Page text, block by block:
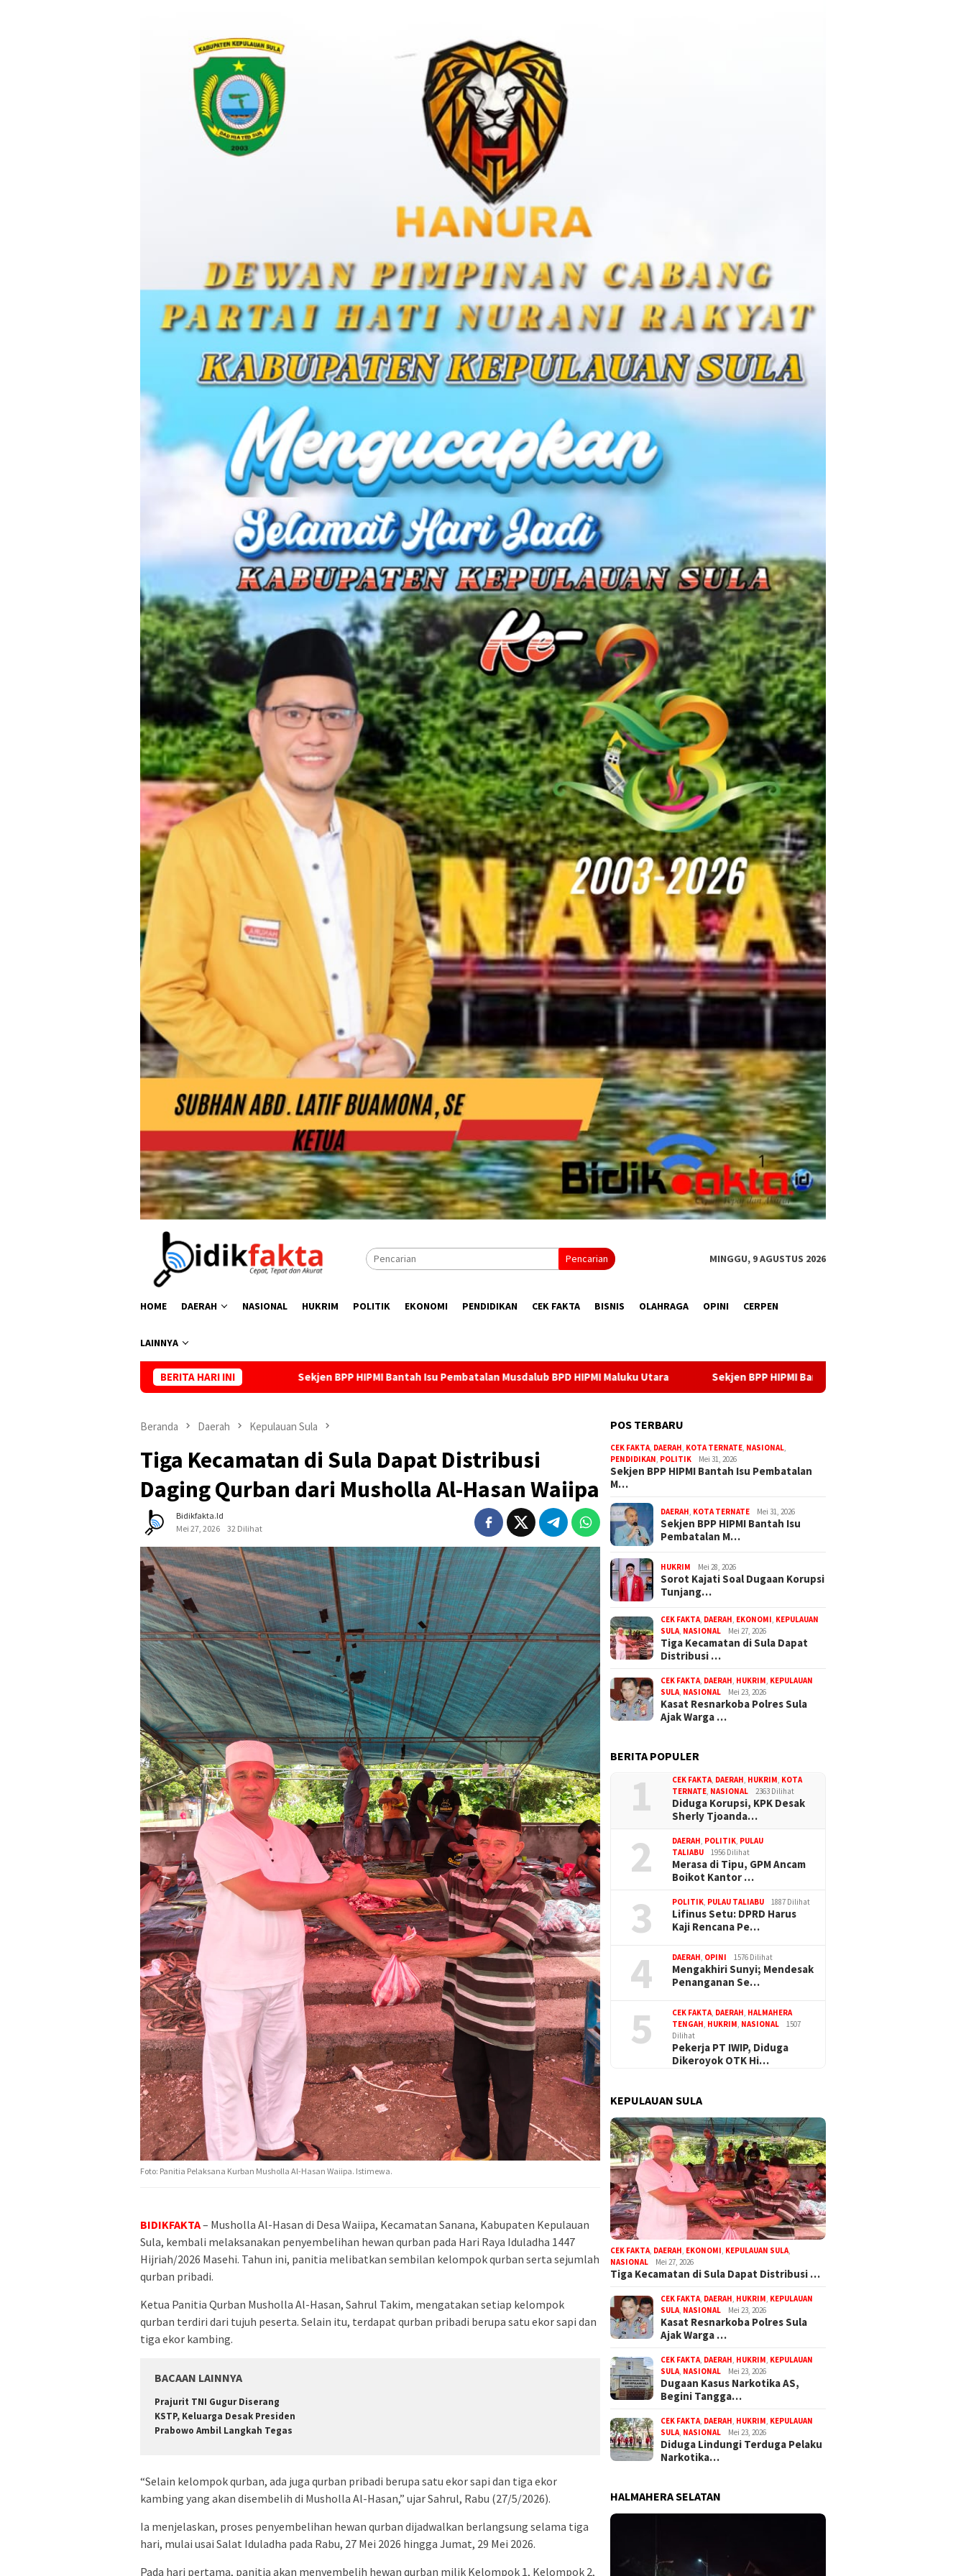
Pencarian MINGGU, 9 AGUSTUS 2026
HOME DAERAH NASIONAL HUKRIM POLITIK EKONOMI PENDIDIKAN CEK FAKTA BISNIS OLAHRAGA OPINI CERPEN
LAINNYA
BERITA HARI INI
Sekjen BPP HIPMI Bantah Isu Pembatalan Musdalub BPD HIPMI Maluku Utara Sekjen BPP HIPMI Bantah Isu Pembatalan Musdalub BPD HIPMI Maluku Utara
Beranda Daerah Kepulauan Sula
Tiga Kecamatan di Sula Dapat Distribusi
Daging Qurban dari Musholla Al-Hasan Waiipa
Bidikfakta.id
Mei 27, 2026
32 Dilihat
Foto: Panitia Pelaksana Kurban Musholla Al-Hasan Waiipa. Istimewa.
BIDIKFAKTA– Musholla Al-Hasan di Desa Waiipa, Kecamatan Sanana, Kabupaten Kepulauan
Sula, kembali melaksanakan penyembelihan hewan qurban pada Hari Raya Iduladha 1447
Hijriah/2026 Masehi. Tahun ini, panitia melibatkan sembilan kelompok qurban serta sejumlah
qurban pribadi.
Ketua Panitia Qurban Musholla Al-Hasan, Sahrul Takim, mengatakan setiap kelompok
qurban terdiri dari tujuh peserta. Selain itu, terdapat qurban pribadi berupa satu ekor sapi dan
tiga ekor kambing.
BACAAN LAINNYA
Prajurit TNI Gugur Diserang
KSTP, Keluarga Desak Presiden
Prabowo Ambil Langkah Tegas
“Selain kelompok qurban, ada juga qurban pribadi berupa satu ekor sapi dan tiga ekor
kambing yang akan disembelih di Musholla Al-Hasan,” ujar Sahrul, Rabu (27/5/2026).
Ia menjelaskan, proses penyembelihan hewan qurban dijadwalkan berlangsung selama tiga
hari, mulai usai Salat Iduladha pada Rabu, 27 Mei 2026 hingga Jumat, 29 Mei 2026.
Pada hari pertama, panitia akan menyembelih hewan qurban milik Kelompok 1, Kelompok 2,
POS TERBARU
CEK FAKTA, DAERAH, KOTA TERNATE, NASIONAL,
PENDIDIKAN, POLITIK Mei 31, 2026
Sekjen BPP HIPMI Bantah Isu Pembatalan
M…
DAERAH, KOTA TERNATE Mei 31, 2026
Sekjen BPP HIPMI Bantah Isu
Pembatalan M…
HUKRIM Mei 28, 2026
Sorot Kajati Soal Dugaan Korupsi
Tunjang…
CEK FAKTA, DAERAH, EKONOMI, KEPULAUAN
SULA, NASIONAL Mei 27, 2026
Tiga Kecamatan di Sula Dapat
Distribusi …
CEK FAKTA, DAERAH, HUKRIM, KEPULAUAN
SULA, NASIONAL Mei 23, 2026
Kasat Resnarkoba Polres Sula
Ajak Warga …
BERITA POPULER
1 CEK FAKTA, DAERAH, HUKRIM, KOTA
TERNATE, NASIONAL 2363 Dilihat
Diduga Korupsi, KPK Desak
Sherly Tjoanda…
2 DAERAH, POLITIK, PULAU
TALIABU
1956 Dilihat
Merasa di Tipu, GPM Ancam
Boikot Kantor …
3 POLITIK, PULAU TALIABU 1887 Dilihat
Lifinus Setu: DPRD Harus
Kaji Rencana Pe…
4 DAERAH, OPINI 1576 Dilihat
Mengakhiri Sunyi; Mendesak
Penanganan Se…
5 CEK FAKTA, DAERAH, HALMAHERA
TENGAH, HUKRIM, NASIONAL
1507
Dilihat
Pekerja PT IWIP, Diduga
Dikeroyok OTK Hi…
KEPULAUAN SULA
CEK FAKTA DAERAH EKONOMI KEPULAUAN SULA
NASIONAL
Mei 27, 2026
Tiga Kecamatan di Sula Dapat Distribusi …
CEK FAKTA DAERAH HUKRIM KEPULAUAN
SULA NASIONAL Mei 23, 2026
Kasat Resnarkoba Polres Sula
Ajak Warga …
CEK FAKTA DAERAH HUKRIM KEPULAUAN
SULA NASIONAL Mei 23, 2026
Dugaan Kasus Narkotika AS,
Begini Tangga…
CEK FAKTA DAERAH HUKRIM KEPULAUAN
SULA NASIONAL Mei 23, 2026
Diduga Lindungi Terduga Pelaku
Narkotika…
HALMAHERA SELATAN